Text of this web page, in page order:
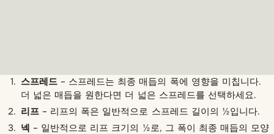
스프레드 – 스프레드는 최종 매듭의 폭에 영향을 미칩니다.
더 넓은 매듭을 원한다면 더 넓은 스프레드를 선택하세요.
리프 – 리프의 폭은 일반적으로 스프레드 길이의 ½입니다.
넥 – 일반적으로 리프 크기의 ½로, 그 폭이 최종 매듭의 모양